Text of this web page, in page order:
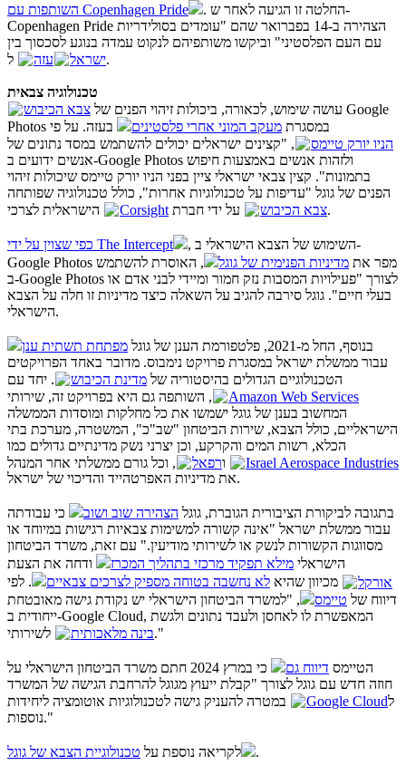
השותפות עם Copenhagen Pride
. החלטה זו הגיעה לאחר ש-
Copenhagen Pride הצהירה ב-14 בפברואר שהם "עומדים בסולידריות
עם העם הפלסטיני" וביקשו משותפיהם לנקוט עמדה בנוגע לסכסוך בין
עזה
ל ישראל.
טכנולוגיה צבאית
צבא הכיבוש
Photos במסגרת מעקב המוני אחרי פלסטינים
בעזה. על פי
הניו יורק טיימס
, "קצינים ישראלים יכולים להשתמש במסד נתונים של
אנשים ידועים ב-Google Photos ולזהות אנשים באמצעות חיפוש
בתמונות". קצין צבאי ישראלי ציין בפני הניו יורק טיימס שיכולות זיהוי
הפנים של גוגל "עדיפות על טכנולוגיות אחרות", כולל טכנולוגיה שפותחה
על ידי חברת Corsight צבא הכיבוש.
כפי שצוין על ידי The Intercept
, השימוש של הצבא הישראלי ב-
Google Photos מפר את מדיניות הפנימית של גוגל
, האוסרת להשתמש
ב-Google Photos לצורך "פעילויות המסבות נזק חמור ומיידי לבני אדם או
בעלי חיים". גוגל סירבה להגיב על השאלה כיצד מדיניות זו חלה על הצבא
הישראלי.
בנוסף, החל מ-2021, פלטפורמת הענן של גוגל
מפתחת תשתית ענן
עבור ממשלת ישראל במסגרת פרויקט נימבוס. מדובר באחד הפרויקטים
הטכנולוגיים הגדולים בהיסטוריה של מדינת הכיבוש
. יחד עם
Amazon Web Services
, השותפה גם היא בפרויקט זה, שירותי
המחשוב בענן של גוגל ישמשו את כל מחלקות ומוסדות הממשלה
הישראליים, כולל הצבא, שירות הביטחון "שב"כ", המשטרה, מערכת בתי
הכלא, רשות המים והקרקע, וכן יצרני נשק מדינתיים גדולים כמו
Israel Aerospace Industries
ורפאל
, וכל גורם ממשלתי אחר המנהל
את מדיניות האפרטהייד והדיכוי של ישראל.
בתגובה לביקורת הציבורית הגוברת, גוגל הצהירה שוב ושוב
כי עבודתה
עבור ממשלת ישראל "אינה קשורה למשימות צבאיות רגישות במיוחד או
מסווגות הקשורות לנשק או לשירותי מודיעין." עם זאת, משרד הביטחון
הישראלי מילא תפקיד מרכזי בתהליך המכרז
ודחה את הצעת
אורקל
מכיוון שהיא לא נחשבה בטוחה מספיק לצרכים צבאיים
. לפי
דיווח של טיימס
, "למשרד הביטחון הישראלי יש נקודת גישה מאובטחת
ייחודית ב-Google Cloud, המאפשרת לו לאחסן ולעבד נתונים ולגשת
בינה מלאכותית."
הטיימס דיווח גם
כי במרץ 2024 חתם משרד הביטחון הישראלי על
חוזה חדש עם גוגל לצורך "קבלת ייעוץ מגוגל להרחבת הגישה של המשרד
לGoogle Cloud
במטרה להעניק גישה לטכנולוגיות אוטומציה ליחידות
נוספות."
לקריאה נוספת על טכנולוגיית הצבא של גוגל .